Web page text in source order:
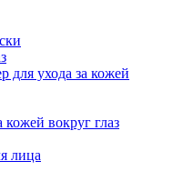
для ухода за кожей
вокруг глаз
лица